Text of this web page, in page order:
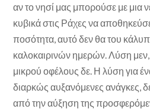
αν το νησί μας μπορούσε με μια
κυβικά στις Ράχες να
ποσότητα, αυτό δεν θα του
καλοκαιρινών ημερών. Λύση
μικρού οφέλους δε. Η λύση για
διαρκώς αυξανόμενες ανάγκες,
από την αύξηση της